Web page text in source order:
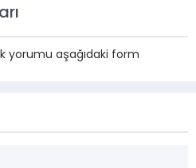
yorumu aşağıdaki form